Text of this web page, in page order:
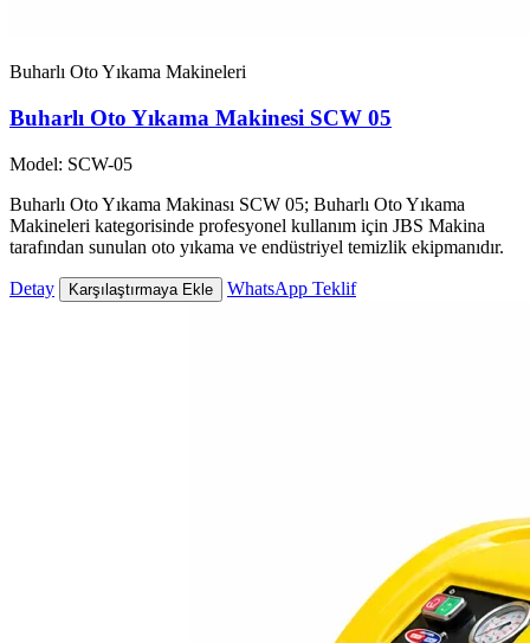
Buharlı Oto Yıkama Makineleri
Buharlı Oto Yıkama Makinesi SCW 05
Model: SCW-05
Buharlı Oto Yıkama Makinası SCW 05; Buharlı Oto Yıkama
Makineleri kategorisinde profesyonel kullanım için JBS Makina
tarafından sunulan oto yıkama ve endüstriyel temizlik ekipmanıdır.
Detay Karşılaştırmaya Ekle WhatsApp Teklif